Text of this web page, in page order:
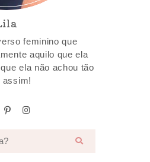
feminino que
aquilo que ela
ela não achou tão
assim!